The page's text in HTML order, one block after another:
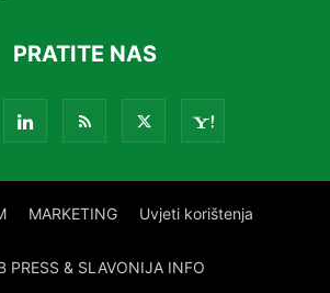
PRATITE NAS
MARKETING Uvjeti korištenja
PRESS & SLAVONIJA INFO